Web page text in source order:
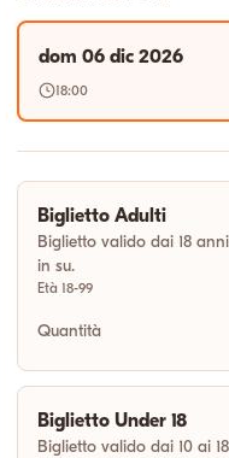
dom 06 dic 2026
18:00
Biglietto Adulti
Biglietto valido dai 18
in su.
Età 18-99
Quantità
Biglietto Under 18
Biglietto valido dai 10 ai